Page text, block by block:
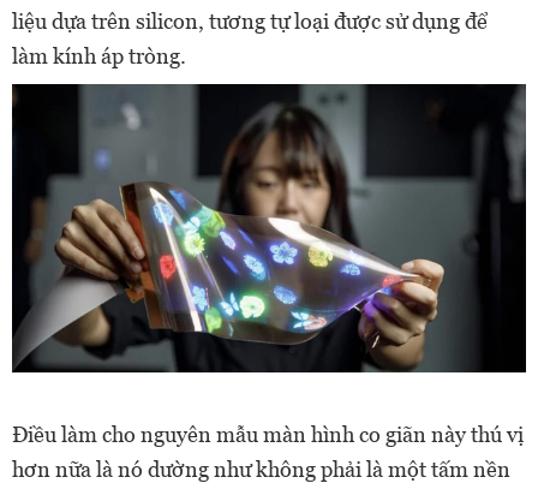
liệu dựa trên silicon, tương tự loại được sử dụng để
làm kính áp tròng.
Điều làm cho nguyên mẫu màn hình co giãn này thú vị
hơn nữa là nó dường như không phải là một tấm nền